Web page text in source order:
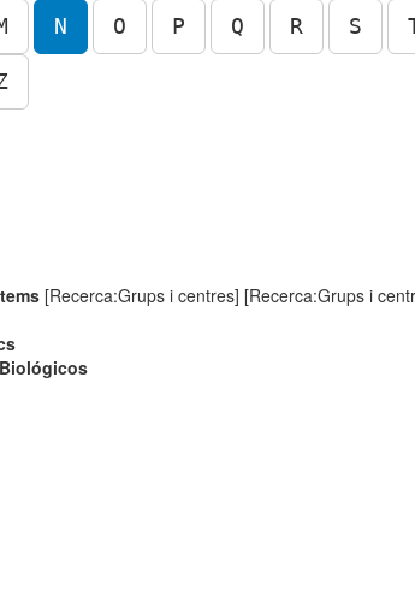
N O P Q R S
[Recerca:Grups i centres] [Recerca:Grups i